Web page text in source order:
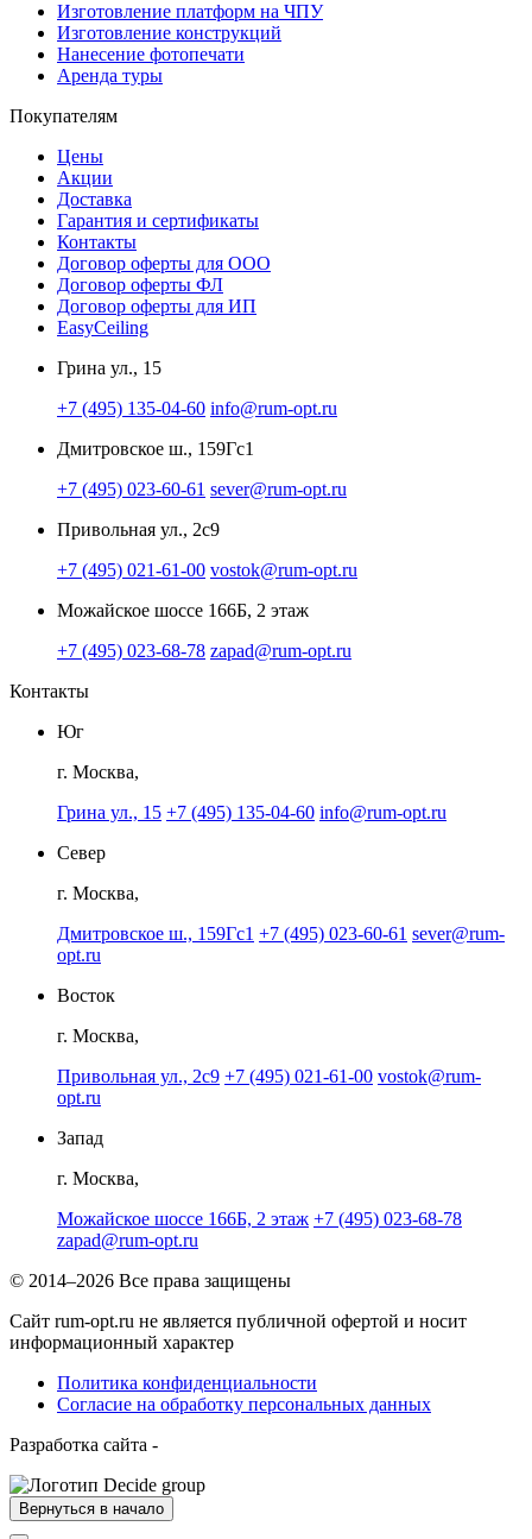
Изготовление платформ на ЧПУ
Изготовление конструкций
Нанесение фотопечати
Аренда туры
Покупателям
Цены
Акции
Доставка
Гарантия и сертификаты
Контакты
Договор оферты для ООО
Договор оферты ФЛ
Договор оферты для ИП
EasyCeiling
Грина ул., 15
+7 (495) 135-04-60 info@rum-opt.ru
Дмитровское ш., 159Гс1
+7 (495) 023-60-61 sever@rum-opt.ru
Привольная ул., 2с9
+7 (495) 021-61-00 vostok@rum-opt.ru
Можайское шоссе 166Б, 2 этаж
+7 (495) 023-68-78 zapad@rum-opt.ru
Контакты
Юг
г. Москва,
Грина ул., 15 +7 (495) 135-04-60 info@rum-opt.ru
Север
г. Москва,
Дмитровское ш., 159Гс1 +7 (495) 023-60-61 sever@rum-
opt.ru
Восток
г. Москва,
Привольная ул., 2с9 +7 (495) 021-61-00 vostok@rum-
opt.ru
Запад
г. Москва,
Можайское шоссе 166Б, 2 этаж +7 (495) 023-68-78
zapad@rum-opt.ru
© 2014–2026 Все права защищены
Сайт rum-opt.ru не является публичной офертой и носит
информационный характер
Политика конфиденциальности
Согласие на обработку персональных данных
Разработка сайта -
Вернуться в начало